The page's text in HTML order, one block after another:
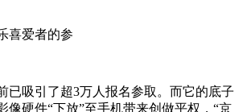
喜爱者的参
吸引了超3万人报名参取。而它的底子
像硬件“下放”至手机带来创做平权，“京